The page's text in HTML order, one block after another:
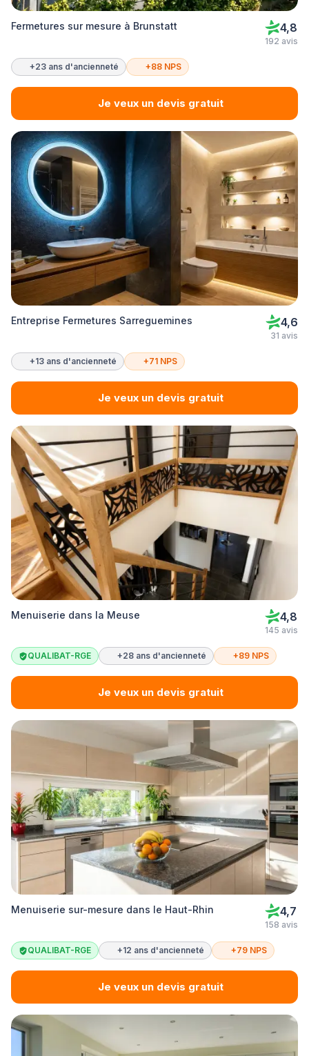
Fermetures sur mesure à Brunstatt 4,8
192 avis
+23 ans d'ancienneté +88 NPS
Je veux un devis gratuit
Entreprise Fermetures Sarreguemines 4,6
31 avis
+13 ans d'ancienneté +71 NPS
Je veux un devis gratuit
Menuiserie dans la Meuse 4,8
145 avis
QUALIBAT-RGE +28 ans d'ancienneté +89 NPS
Je veux un devis gratuit
Menuiserie sur-mesure dans le Haut-Rhin 4,7
158 avis
QUALIBAT-RGE +12 ans d'ancienneté +79 NPS
Je veux un devis gratuit